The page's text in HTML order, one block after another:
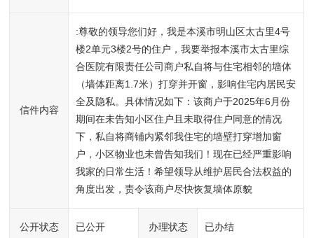
信件内容
:尊敬的领导您们好，我是本溪市明山区太古里4号
楼2单元3楼2号的住户，我要举报本溪市太古里综
合医院有限责任公司商户私自将与住宅相邻的墙体
（墙体距离1.7米）打穿并开窗，影响住宅内居民安
全及隐私。具体情况如下：该商户于2025年6月份
期间在未告知小区住户且未取得住户同意的情况
下，私自将商铺内紧邻我住宅的墙壁打穿增加窗
户，小区物业也未曾告知我们！现在已经严重影响
我家的日常生活！希望领导从维护居民合法权益的
角度出发，责令该商户尽快恢复墙体原貌
公开状态 已公开 办理状态 已办结